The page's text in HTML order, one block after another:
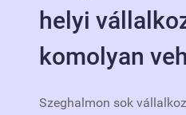
helyi
komolyan
Szeghalmon sok